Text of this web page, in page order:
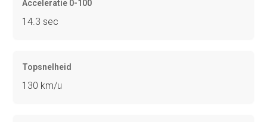
Acceleratie 0-100
14.3 sec
Topsnelheid
130 km/u